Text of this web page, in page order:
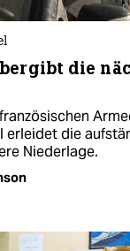
die
erleidet die
Niederlage.